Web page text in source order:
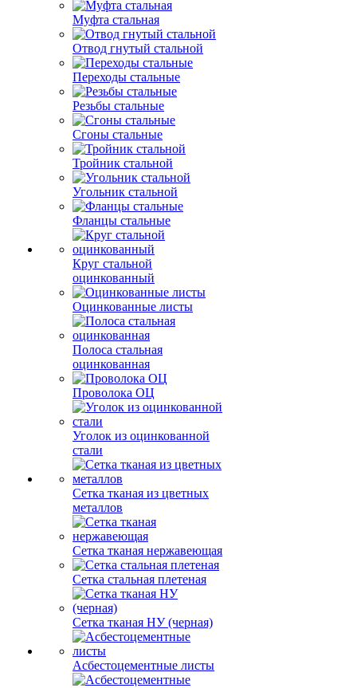
Муфта стальная
Отвод гнутый стальной
Переходы стальные
Резьбы стальные
Сгоны стальные
Тройник стальной
Угольник стальной
Фланцы стальные
Круг стальной
оцинкованный
Оцинкованные листы
Полоса стальная
оцинкованная
Проволока ОЦ
Уголок из оцинкованной
стали
Сетка тканая из цветных
металлов
Сетка тканая нержавеющая
Сетка стальная плетеная
Сетка тканая НУ (черная)
Асбестоцементные листы